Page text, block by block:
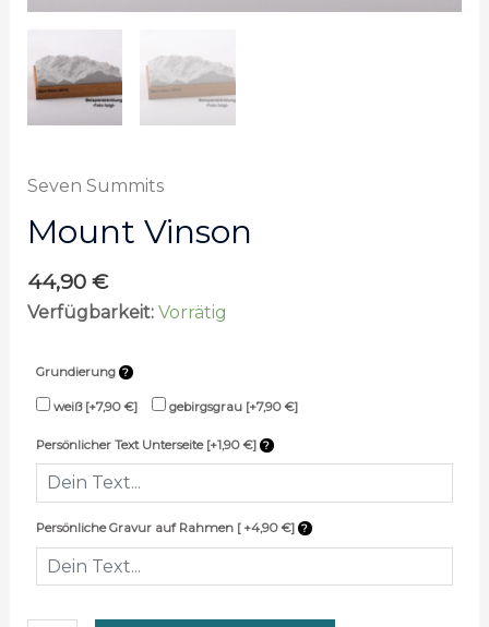
Seven Summits
Mount Vinson
44,90 €
Verfügbarkeit: Vorrätig
Grundierung
weiß [+7,90 €] gebirgsgrau [+7,90 €]
Persönlicher Text Unterseite [+1,90 €]
Persönliche Gravur auf Rahmen [ +4,90 €]